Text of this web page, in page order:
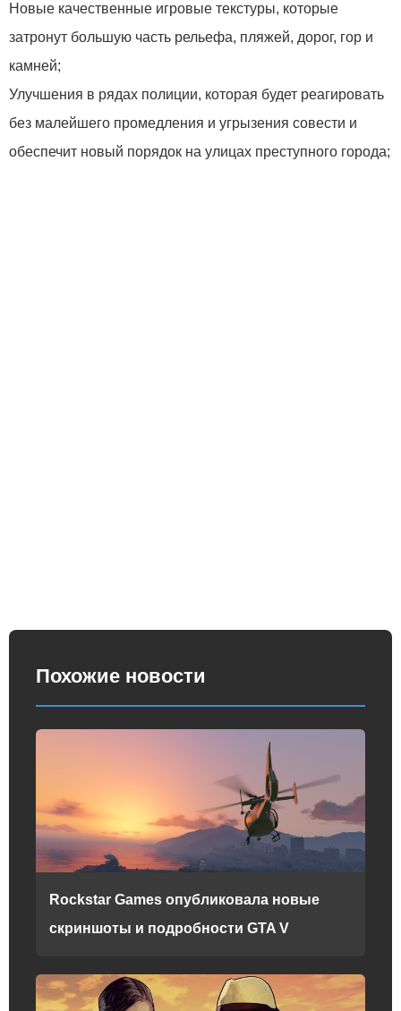
Новые качественные игровые текстуры, которые
затронут большую часть рельефа, пляжей, дорог, гор и
камней;
Улучшения в рядах полиции, которая будет реагировать
без малейшего промедления и угрызения совести и
обеспечит новый порядок на улицах преступного города;
Похожие новости
Rockstar Games опубликовала новые
скриншоты и подробности GTA V